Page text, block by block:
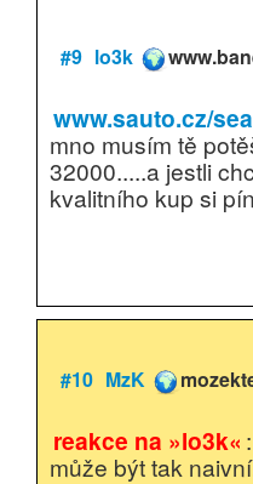
#9 lo3k
www.sauto.cz/
mno musím tě
32000.....a jestli
kvalitního kup si
#10 MzK
reakce na »lo3k«
může být tak